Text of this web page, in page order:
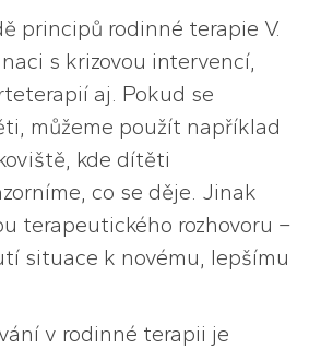
principů rodinné terapie V.
s krizovou intervencí,
aj. Pokud se
můžeme použít například
kde dítěti
co se děje. Jinak
terapeutického rozhovoru –
situace k novému, lepšímu
v rodinné terapii je